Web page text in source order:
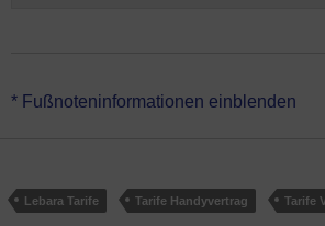
*Lebara HELLO! L Flex Online hat keine
* Fußnoteninformationen einblenden
Lebara Tarife Tarife Handyvertrag Tarife